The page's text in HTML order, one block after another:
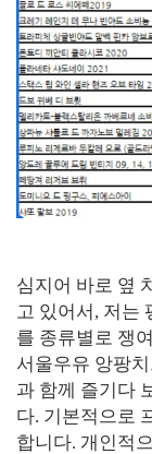
심지어 바로 옆
고 있어서, 저는
를 종류별로 쟁
서울우유 앙팡
과 함께 즐기다
다. 기본적으로
합니다. 개인적